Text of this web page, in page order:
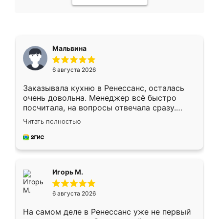
Мальвина
6 августа 2026
Заказывала кухню в Ренессанс, осталась
очень довольна. Менеджер всё быстро
посчитала, на вопросы отвечала сразу.
Замерщик приехал в субботу, подошёл к
делу со всей ответственностью. Собрали
за день, ребята работали аккуратно, даже
Читать полностью
Игорь М.
6 августа 2026
На самом деле в Ренессанс уже не первый